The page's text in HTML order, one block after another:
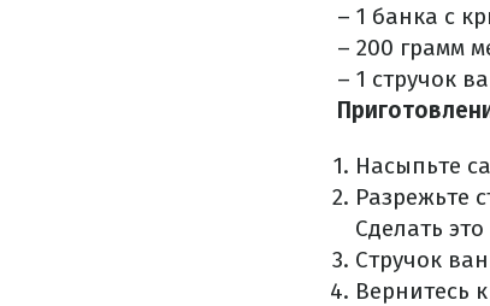
– 1 банка с
– 200 грамм
– 1 стручок
Насыпьте
Разрежьте
Сделать
Стручок
Вернитесь